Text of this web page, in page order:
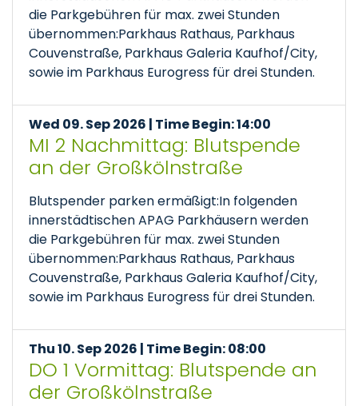
die Parkgebühren für max. zwei Stunden
übernommen:Parkhaus Rathaus, Parkhaus
Couvenstraße, Parkhaus Galeria Kaufhof/City,
sowie im Parkhaus Eurogress für drei Stunden.
Wed 09. Sep 2026 | Time Begin: 14:00
MI 2 Nachmittag: Blutspende
an der Großkölnstraße
Blutspender parken ermäßigt:In folgenden
innerstädtischen APAG Parkhäusern werden
die Parkgebühren für max. zwei Stunden
übernommen:Parkhaus Rathaus, Parkhaus
Couvenstraße, Parkhaus Galeria Kaufhof/City,
sowie im Parkhaus Eurogress für drei Stunden.
Thu 10. Sep 2026 | Time Begin: 08:00
DO 1 Vormittag: Blutspende an
der Großkölnstraße